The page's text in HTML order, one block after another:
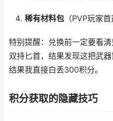
稀有材料包（PVP玩家首
特别提醒：兑换前一定要看
双持匕首，结果发现这把武
结果我直接白丢300积分。
积分获取的隐藏技巧